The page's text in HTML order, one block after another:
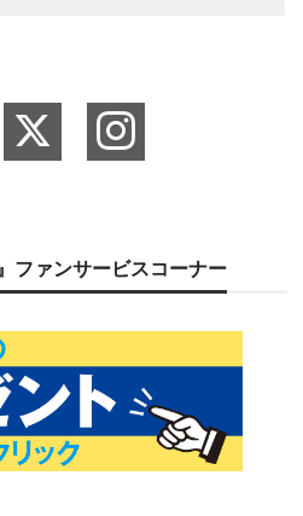
ファンサービスコーナー